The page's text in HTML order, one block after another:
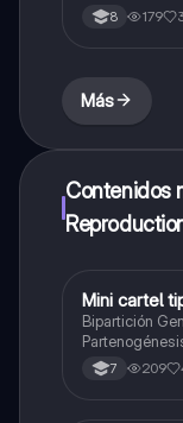
8 179
Más
Contenidos
Biologia
Mini cartel
Bipartición Gemación Esporulación Fragmentación
Partenogénesis *Imágenes sacadas de
Wikipedia*
7 209